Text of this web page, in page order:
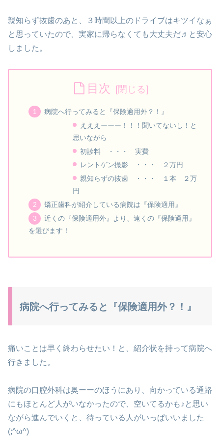
親知らず抜歯のあと、３時間以上のドライブはキツイなぁ
と思っていたので、実家に帰らなくても大丈夫だ♬と安心
しました。
目次
病院へ行ってみると『保険適用外？！』
えええーーー！！！聞いてないし！と
思いながら
初診料 ・・・ 実費
レントゲン撮影 ・・・ ２万円
親知らずの抜歯 ・・・ １本 ２万
円
矯正歯科が紹介している病院は『保険適用』
近くの『保険適用外』より、遠くの『保険適用』
を選びます！
病院へ行ってみると『保険適用外？！』
痛いことは早く終わらせたい！と、紹介状を持って病院へ
行きました。
病院の口腔外科は奥ーーのほうにあり、向かっている通路
にもほとんど人がいなかったので、空いてるかも♪と思い
ながら進んでいくと、待っている人がいっぱいいました
(;^ω^)